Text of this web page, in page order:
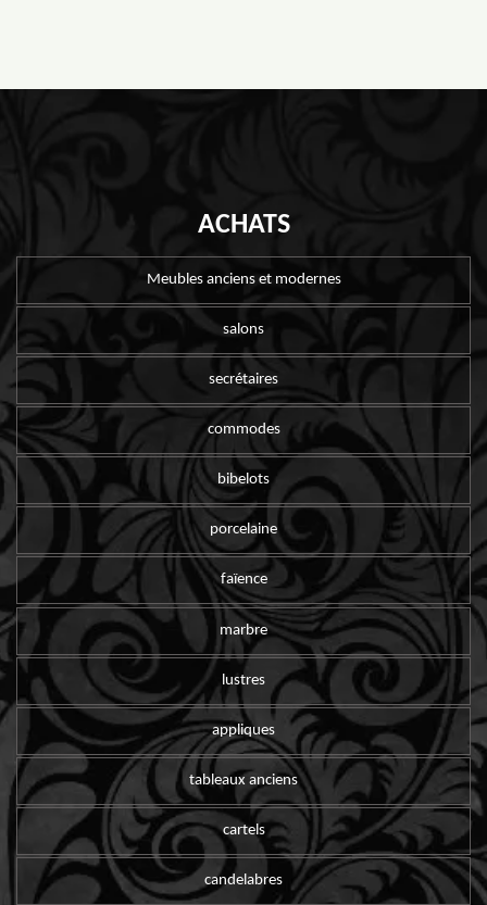
ACHATS
Meubles anciens et modernes
salons
secrétaires
commodes
bibelots
porcelaine
faïence
marbre
lustres
appliques
tableaux anciens
cartels
candelabres